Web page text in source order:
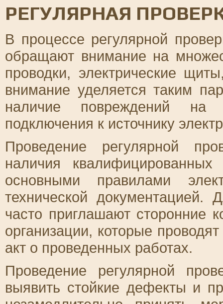
РЕГУЛЯРНАЯ
В процессе регулярной
обращают внимание на
проводки, электрические
внимание уделяется таким
наличие повреждений на
подключения к источнику
Проведение регулярной
наличия
основными правилами
технической документацией.
часто приглашают сторонние
организации, которые
акт о проведенных работах.
Проведение регулярной
выявить стойкие дефекты и